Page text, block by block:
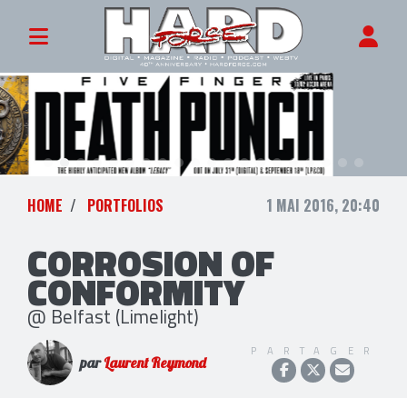
HOME PORTFOLIOS 1 MAI 2016, 20:40
CORROSION OF
CONFORMITY
@ Belfast (Limelight)
parLaurent Reymond
PARTAGER